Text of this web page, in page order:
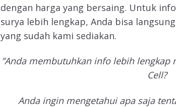
dengan harga yang bersaing. Untuk
surya lebih lengkap, Anda bisa
yang sudah kami sediakan.
”Anda membutuhkan info lebih lengkap
Cell?
Anda ingin mengetahui apa saja